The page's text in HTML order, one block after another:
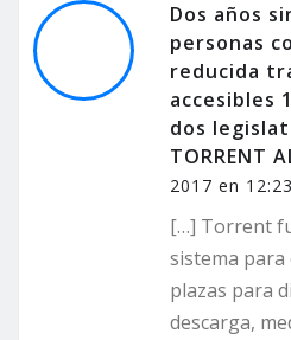
Dos años
personas
reducida
accesibles
dos
TORRENT
2017 en
[…] Torrent
sistema
plazas para
descarga,